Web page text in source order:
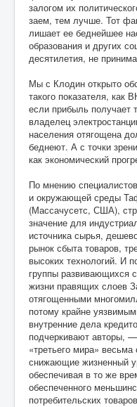
залогом их
заем, тем лучше. Тот
лишает ее беднейшее
образования и других
десятилетия, не
Мы с Клодин открыто
такого показателя,
если прибыль получает
владелец
населения отягощена
беднеют. А с точки
как экономический
По мнению
и окружающей среды
(Массачусетс, США),
значение для
источника сырья,
рынок сбыта товаров,
высоких технологий. И
группы развивающихся
жизни правящих слоев
отягощенными
потому крайне
внутренние дела
подчеркивают авторы,
«третьего мира»
снижающие жизненный
обеспечивая в то же
обеспеченного
потребительских